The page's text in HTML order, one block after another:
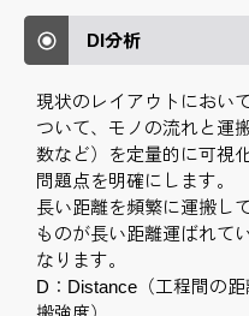
DI分析
現状のレイアウトにおい
ついて、モノの流れと運
数など）を定量的に可視
問題点を明確にします。
長い距離を頻繁に運搬し
ものが長い距離運ばれて
なります。
D：Distance（工程間の